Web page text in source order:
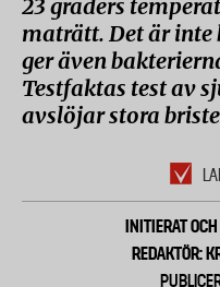
23 graders
maträtt. Det är inte
ger även
Testfaktas test av
avslöjar stora
INITIERAT
REDAKTÖR: